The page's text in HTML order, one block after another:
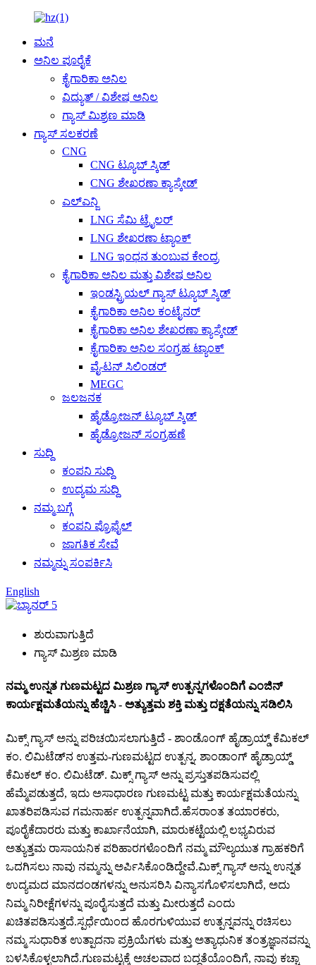
ಮನೆ
ಅನಿಲ ಪೂರೈಕೆ
ಕೈಗಾರಿಕಾ ಅನಿಲ
ವಿದ್ಯುತ್ / ವಿಶೇಷ ಅನಿಲ
ಗ್ಯಾಸ್ ಮಿಶ್ರಣ ಮಾಡಿ
ಗ್ಯಾಸ್ ಸಲಕರಣೆ
CNG
CNG ಟ್ಯೂಬ್ ಸ್ಕಿಡ್
CNG ಶೇಖರಣಾ ಕ್ಯಾಸ್ಕೇಡ್
ಎಲ್ಎನ್ಜಿ
LNG ಸೆಮಿ ಟ್ರೈಲರ್
LNG ಶೇಖರಣಾ ಟ್ಯಾಂಕ್
LNG ಇಂಧನ ತುಂಬುವ ಕೇಂದ್ರ
ಕೈಗಾರಿಕಾ ಅನಿಲ ಮತ್ತು ವಿಶೇಷ ಅನಿಲ
ಇಂಡಸ್ಟ್ರಿಯಲ್ ಗ್ಯಾಸ್ ಟ್ಯೂಬ್ ಸ್ಕಿಡ್
ಕೈಗಾರಿಕಾ ಅನಿಲ ಕಂಟೈನರ್
ಕೈಗಾರಿಕಾ ಅನಿಲ ಶೇಖರಣಾ ಕ್ಯಾಸ್ಕೇಡ್
ಕೈಗಾರಿಕಾ ಅನಿಲ ಸಂಗ್ರಹ ಟ್ಯಾಂಕ್
ವೈ-ಟನ್ ಸಿಲಿಂಡರ್
MEGC
ಜಲಜನಕ
ಹೈಡ್ರೋಜನ್ ಟ್ಯೂಬ್ ಸ್ಕಿಡ್
ಹೈಡ್ರೋಜನ್ ಸಂಗ್ರಹಣೆ
ಸುದ್ದಿ
ಕಂಪನಿ ಸುದ್ದಿ
ಉದ್ಯಮ ಸುದ್ದಿ
ನಮ್ಮ ಬಗ್ಗೆ
ಕಂಪನಿ ಪ್ರೊಫೈಲ್
ಜಾಗತಿಕ ಸೇವೆ
ನಮ್ಮನ್ನು ಸಂಪರ್ಕಿಸಿ
English
ಶುರುವಾಗುತ್ತಿದೆ
ಗ್ಯಾಸ್ ಮಿಶ್ರಣ ಮಾಡಿ
ನಮ್ಮ ಉನ್ನತ ಗುಣಮಟ್ಟದ ಮಿಶ್ರಣ ಗ್ಯಾಸ್ ಉತ್ಪನ್ನಗಳೊಂದಿಗೆ ಎಂಜಿನ್
ಕಾರ್ಯಕ್ಷಮತೆಯನ್ನು ಹೆಚ್ಚಿಸಿ - ಅತ್ಯುತ್ತಮ ಶಕ್ತಿ ಮತ್ತು ದಕ್ಷತೆಯನ್ನು ಸಡಿಲಿಸಿ
ಮಿಕ್ಸ್ ಗ್ಯಾಸ್ ಅನ್ನು ಪರಿಚಯಿಸಲಾಗುತ್ತಿದೆ - ಶಾಂಡೊಂಗ್ ಹೈಡ್ರಾಯ್ಡ್ ಕೆಮಿಕಲ್
ಕಂ. ಲಿಮಿಟೆಡ್‌ನ ಉತ್ತಮ-ಗುಣಮಟ್ಟದ ಉತ್ಪನ್ನ. ಶಾಂಡಾಂಗ್ ಹೈಡ್ರಾಯ್ಡ್
ಕೆಮಿಕಲ್ ಕಂ. ಲಿಮಿಟೆಡ್. ಮಿಕ್ಸ್ ಗ್ಯಾಸ್ ಅನ್ನು ಪ್ರಸ್ತುತಪಡಿಸುವಲ್ಲಿ
ಹೆಮ್ಮೆಪಡುತ್ತದೆ, ಇದು ಅಸಾಧಾರಣ ಗುಣಮಟ್ಟ ಮತ್ತು ಕಾರ್ಯಕ್ಷಮತೆಯನ್ನು
ಖಾತರಿಪಡಿಸುವ ಗಮನಾರ್ಹ ಉತ್ಪನ್ನವಾಗಿದೆ.ಹೆಸರಾಂತ ತಯಾರಕರು,
ಪೂರೈಕೆದಾರರು ಮತ್ತು ಕಾರ್ಖಾನೆಯಾಗಿ, ಮಾರುಕಟ್ಟೆಯಲ್ಲಿ ಲಭ್ಯವಿರುವ
ಅತ್ಯುತ್ತಮ ರಾಸಾಯನಿಕ ಪರಿಹಾರಗಳೊಂದಿಗೆ ನಮ್ಮ ಮೌಲ್ಯಯುತ ಗ್ರಾಹಕರಿಗೆ
ಒದಗಿಸಲು ನಾವು ನಮ್ಮನ್ನು ಅರ್ಪಿಸಿಕೊಂಡಿದ್ದೇವೆ.ಮಿಕ್ಸ್ ಗ್ಯಾಸ್ ಅನ್ನು ಉನ್ನತ
ಉದ್ಯಮದ ಮಾನದಂಡಗಳನ್ನು ಅನುಸರಿಸಿ ವಿನ್ಯಾಸಗೊಳಿಸಲಾಗಿದೆ, ಅದು
ನಿಮ್ಮ ನಿರೀಕ್ಷೆಗಳನ್ನು ಪೂರೈಸುತ್ತದೆ ಮತ್ತು ಮೀರುತ್ತದೆ ಎಂದು
ಖಚಿತಪಡಿಸುತ್ತದೆ.ಸ್ಪರ್ಧೆಯಿಂದ ಹೊರಗುಳಿಯುವ ಉತ್ಪನ್ನವನ್ನು ರಚಿಸಲು
ನಮ್ಮ ಸುಧಾರಿತ ಉತ್ಪಾದನಾ ಪ್ರಕ್ರಿಯೆಗಳು ಮತ್ತು ಅತ್ಯಾಧುನಿಕ ತಂತ್ರಜ್ಞಾನವನ್ನು
ಬಳಸಿಕೊಳ್ಳಲಾಗಿದೆ.ಗುಣಮಟ್ಟಕ್ಕೆ ಅಚಲವಾದ ಬದ್ಧತೆಯೊಂದಿಗೆ, ನಾವು ಕಚ್ಚಾ